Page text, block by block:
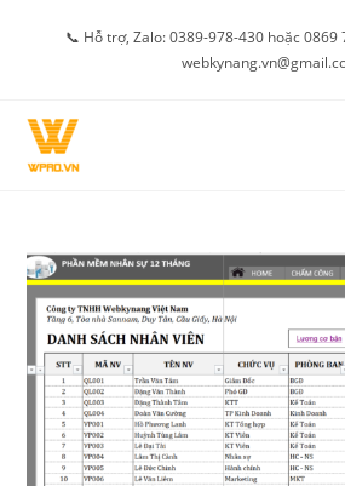
📞 Hỗ trợ, Zalo: 0389-978-430 hoặc 0869